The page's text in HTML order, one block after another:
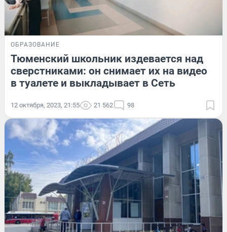
ОБРАЗОВАНИЕ
Тюменский школьник издевается над
сверстниками: он снимает их на видео
в туалете и выкладывает в Сеть
12 октября, 2023, 21:55 21 562 98